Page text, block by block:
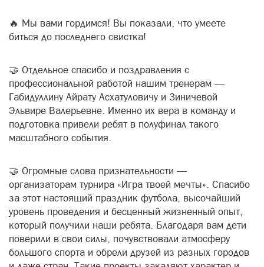
🔥 Мы вами гордимся! Вы показали, что умеете
биться до последнего свистка!
🤝 Отдельное спасибо и поздравления с
профессиональной работой нашим тренерам —
Габидуллину Айрату Асхатуловичу и Зиничевой
Эльвире Валерьевне. Именно их вера в команду и
подготовка привели ребят в полуфинал такого
масштабного события.
🤝 Огромные слова признательности —
организаторам турнира «Игра твоей мечты». Спасибо
за этот настоящий праздник футбола, высочайший
уровень проведения и бесценный жизненный опыт,
который получили наши ребята. Благодаря вам дети
поверили в свои силы, почувствовали атмосферу
большого спорта и обрели друзей из разных городов